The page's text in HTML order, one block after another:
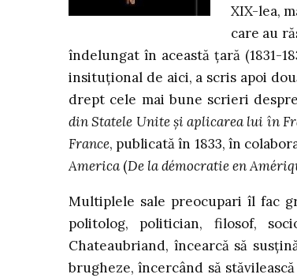
XIX-lea,
care au
îndelungat în această ţară (1831-
insituţional de aici, a scris apoi
drept cele mai bune scrieri
din Statele Unite şi aplicarea lui în
France, publicată în 1833, în
America (De la démocratie en
Multiplele sale preocupari îl fac
politolog, politician, filosof,
Chateaubriand, încearcă să
brugheze, încercând să